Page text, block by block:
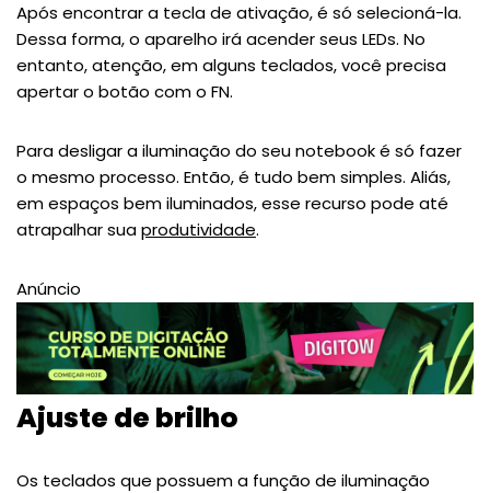
Após encontrar a tecla de ativação, é só selecioná-la.
Dessa forma, o aparelho irá acender seus LEDs. No
entanto, atenção, em alguns teclados, você precisa
apertar o botão com o FN.
Para desligar a iluminação do seu notebook é só fazer
o mesmo processo. Então, é tudo bem simples. Aliás,
em espaços bem iluminados, esse recurso pode até
atrapalhar suaprodutividade.
Anúncio
Ajuste de brilho
Os teclados que possuem a função de iluminação